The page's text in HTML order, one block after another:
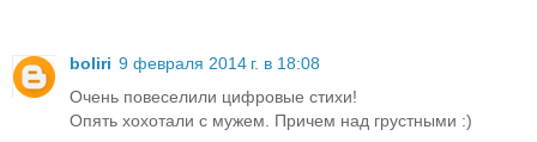
boliri 9 февраля 2014 г. в 18:08
Очень повеселили цифровые стихи!
Опять хохотали с мужем. Причем над грустными :)